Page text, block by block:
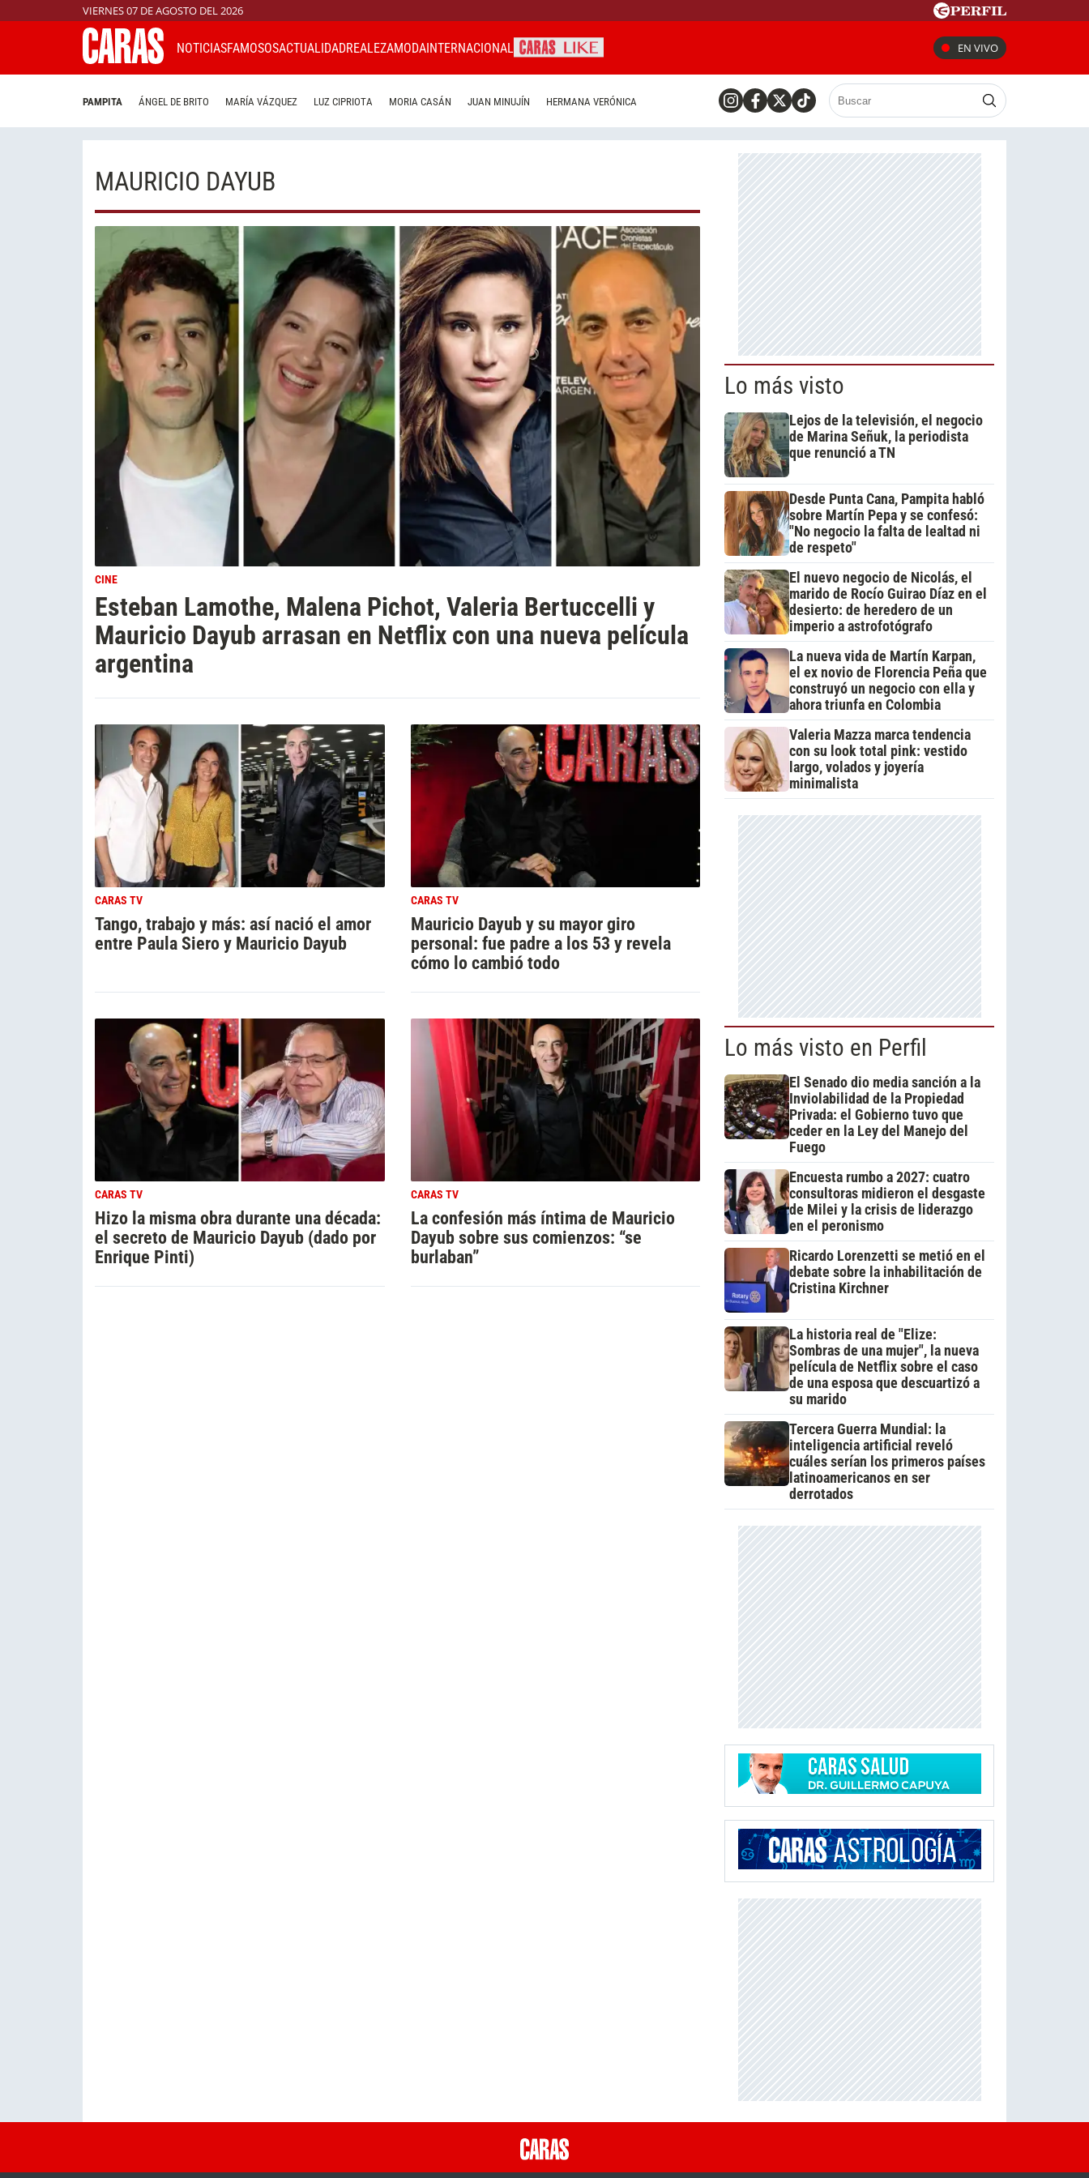
VIERNES 07 DE AGOSTO DEL 2026
NOTICIASFAMOSOSACTUALIDADREALEZAMODAINTERNACIONAL EN VIVO
PAMPITA ÁNGEL DE BRITO MARÍA VÁZQUEZ LUZ CIPRIOTA MORIA CASÁN JUAN MINUJÍN HERMANA VERÓNICA
MAURICIO DAYUB
CINE
Esteban Lamothe, Malena Pichot, Valeria Bertuccelli y
Mauricio Dayub arrasan en Netflix con una nueva película
argentina
CARAS TV
Tango, trabajo y más: así nació el amor
entre Paula Siero y Mauricio Dayub
CARAS TV
Mauricio Dayub y su mayor giro
personal: fue padre a los 53 y revela
cómo lo cambió todo
CARAS TV
Hizo la misma obra durante una década:
el secreto de Mauricio Dayub (dado por
Enrique Pinti)
CARAS TV
La confesión más íntima de Mauricio
Dayub sobre sus comienzos: “se
burlaban”
Lo más visto
Lejos de la televisión, el negocio
de Marina Señuk, la periodista
que renunció a TN
Desde Punta Cana, Pampita habló
sobre Martín Pepa y se confesó:
"No negocio la falta de lealtad ni
de respeto"
El nuevo negocio de Nicolás, el
marido de Rocío Guirao Díaz en el
desierto: de heredero de un
imperio a astrofotógrafo
La nueva vida de Martín Karpan,
el ex novio de Florencia Peña que
construyó un negocio con ella y
ahora triunfa en Colombia
Valeria Mazza marca tendencia
con su look total pink: vestido
largo, volados y joyería
minimalista
Lo más visto en Perfil
El Senado dio media sanción a la
Inviolabilidad de la Propiedad
Privada: el Gobierno tuvo que
ceder en la Ley del Manejo del
Fuego
Encuesta rumbo a 2027: cuatro
consultoras midieron el desgaste
de Milei y la crisis de liderazgo
en el peronismo
Ricardo Lorenzetti se metió en el
debate sobre la inhabilitación de
Cristina Kirchner
La historia real de "Elize:
Sombras de una mujer", la nueva
película de Netflix sobre el caso
de una esposa que descuartizó a
su marido
Tercera Guerra Mundial: la
inteligencia artificial reveló
cuáles serían los primeros países
latinoamericanos en ser
derrotados